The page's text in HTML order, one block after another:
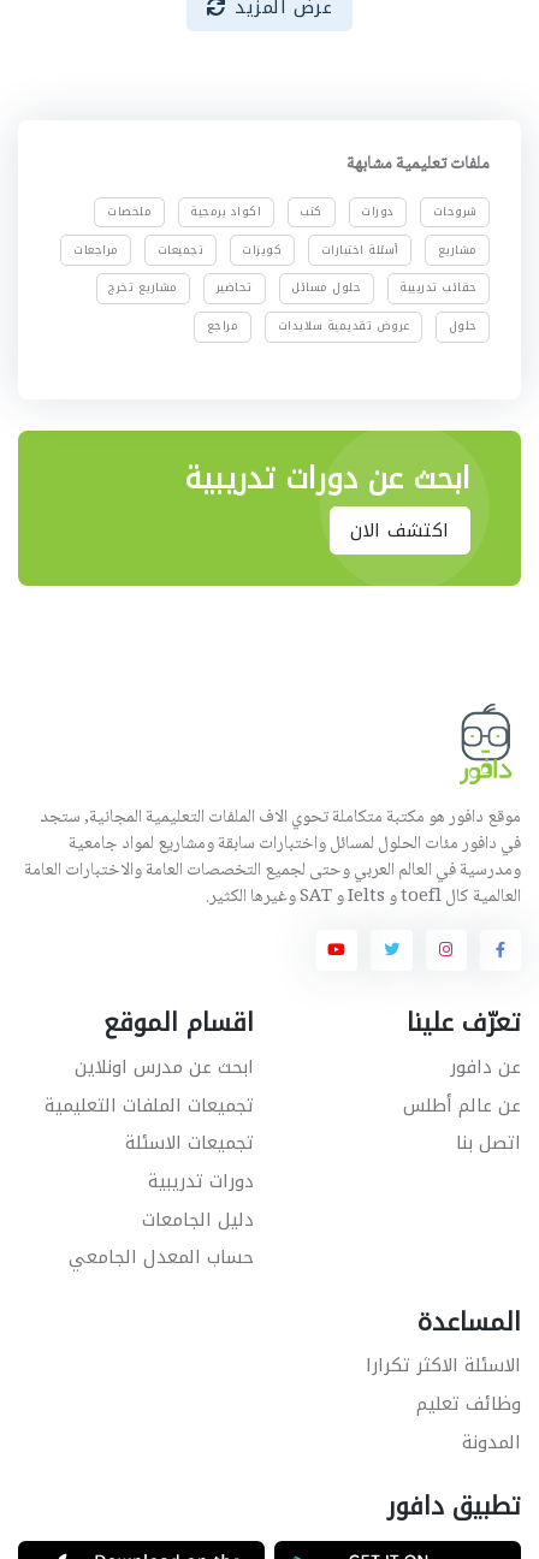
عرض المزيد
ملفات تعليمية مشابهة
شروحات دورات كتب اكواد برمجية
ملخصات
مشاريع
أسئلة اختبارات كويزات تجميعات
مراجعات
حقائب تدريبية
حلول مسائل تحاضير
مشاريع تخرج
حلول
عروض تقديمية سلايدات مراجع
ابحث عن دورات تدريبية
اكتشف الان
موقع دافور هو مكتبة متكاملة تحوي الاف الملفات التعليمية المجانية, ستجد
في دافور مئات الحلول لمسائل واختبارات سابقة ومشاريع لمواد جامعية
ومدرسية في العالم العربي وحتى لجميع التخصصات العامة والاختبارات العامة
العالمية كال toefl و Ielts و SAT وغيرها الكثير.
تعرّف علينا
عن دافور
عن عالم أطلس
اتصل بنا
اقسام الموقع
ابحث عن مدرس اونلاين
تجميعات الملفات التعليمية
تجميعات الاسئلة
دورات تدريبية
دليل الجامعات
حساب المعدل الجامعي
المساعدة
الاسئلة الاكثر تكرارا
وظائف تعليم
المدونة
تطبيق دافور